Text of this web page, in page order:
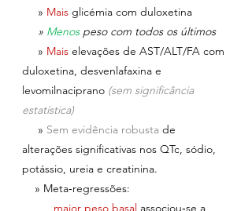
» Mais glicémia com duloxetina
» Menos peso com todos os últimos
» Mais elevações de AST/ALT/FA com
duloxetina, desvenlafaxina e
levomilnaciprano (sem significância
estatística)
» Sem evidência robusta de
alterações significativas nos QTc, sódio,
potássio, ureia e creatinina.
» Meta‑regressões:
	maior peso basal
associou‑se a